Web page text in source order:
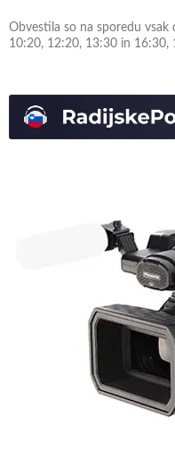
Obvestila so na sporedu
10:20, 12:20, 13:30 in 16:30,